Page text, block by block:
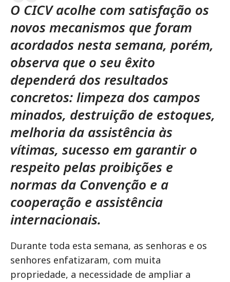
O CICV acolhe com satisfação os
novos mecanismos que foram
acordados nesta semana, porém,
observa que o seu êxito
dependerá dos resultados
concretos: limpeza dos campos
minados, destruição de estoques,
melhoria da assistência às
vítimas, sucesso em garantir o
respeito pelas proibições e
normas da Convenção e a
cooperação e assistência
internacionais.
Durante toda esta semana, as senhoras e os
senhores enfatizaram, com muita
propriedade, a necessidade de ampliar a